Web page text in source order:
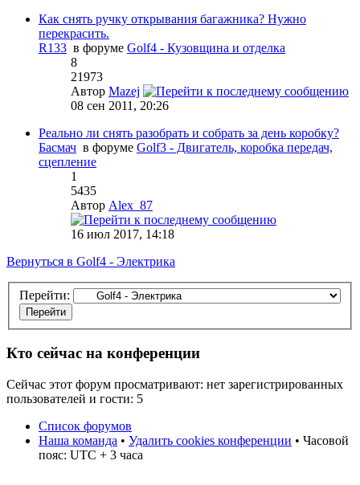
Как снять ручку открывания багажника? Нужно
перекрасить.
R133 в форуме Golf4 - Кузовщина и отделка
8
21973
Автор Mazej
08 сен 2011, 20:26
Реально ли снять разобрать и собрать за день коробку?
Басмач в форуме Golf3 - Двигатель, коробка передач,
сцепление
1
5435
Автор Alex_87
16 июл 2017, 14:18
Вернуться в Golf4 - Электрика
Перейти:
Кто сейчас на конференции
Сейчас этот форум просматривают: нет зарегистрированных
пользователей и гости: 5
Список форумов
Наша команда • Удалить cookies конференции • Часовой
пояс: UTC + 3 часа